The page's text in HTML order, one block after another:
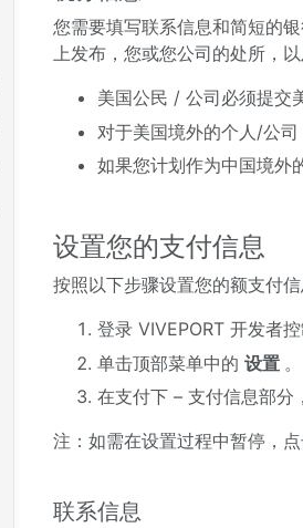
您需要填写联系信息和简短的
上发布，您或您公司的处所，
美国公民 / 公司必须提交
对于美国境外的个人/公
如果您计划作为中国境外
设置您的支付信息
按照以下步骤设置您的额支付信
登录 VIVEPORT 开发者
单击顶部菜单中的 设置 。
在支付下 – 支付信息部分
注：如需在设置过程中暂停，点
联系信息